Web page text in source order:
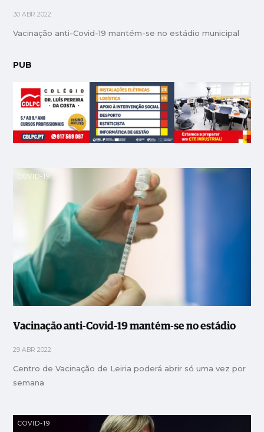
30 ABR 2022
Vacinação anti-Covid-19 mantém-se no estádio municipal
PUB
COVID-19
Vacinação anti-Covid-19 mantém-se no estádio
29 ABR 2022
Centro de Vacinação de Leiria poderá abrir só uma vez por
semana
COVID-19